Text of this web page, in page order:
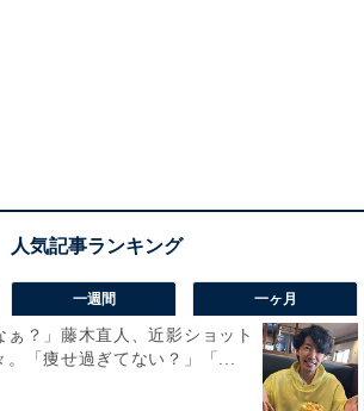
一週間 一ヶ月
ぁ？」藤木直人、近影ショット
。「痩せ過ぎてない？」「...